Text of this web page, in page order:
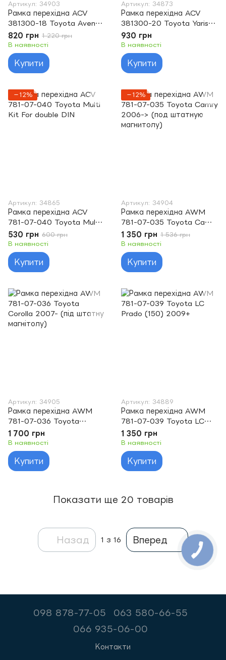
Артикул: 34903
Рамка перехідна ACV
381300-18 Toyota Avensis
2009- (T29)
820 грн 1 220 грн
В наявності
Купити
Артикул: 34873
Рамка перехідна ACV
381300-20 Toyota Yaris
(XP9) 2007-2009 2Din
930 грн
В наявності
Купити
−12%
Артикул: 34865
Рамка перехідна ACV
781-07-040 Toyota Multi
Kit For double DIN
530 грн 600 грн
В наявності
Купити
−12%
Артикул: 34904
Рамка перехідна AWM
781-07-035 Toyota Camry
2006-> (под штатную
магнитолу)
1 350 грн 1 536 грн
В наявності
Купити
Артикул: 34905
Рамка перехідна AWM
781-07-036 Toyota
Corolla 2007- (під штатну
магнітолу)
1 700 грн
В наявності
Купити
Артикул: 34889
Рамка перехідна AWM
781-07-039 Toyota LC
Prado (150) 2009+
1 350 грн
В наявності
Купити
Показати ще 20 товарів
Назад 1 з 16 Вперед
098 878-77-05
063 580-66-55
066 935-06-00
Контакти